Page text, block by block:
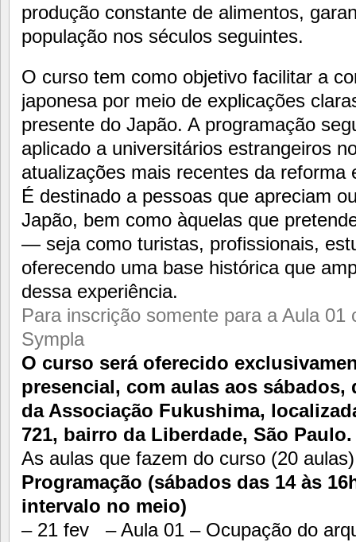
produção constante de alimentos,
população nos séculos seguintes.
O curso tem como objetivo facilitar a
japonesa por meio de explicações
presente do Japão. A programação
aplicado a universitários estrangeiros
atualizações mais recentes da reforma
É destinado a pessoas que apreciam
Japão, bem como àquelas que
— seja como turistas, profissionais,
oferecendo uma base histórica que
dessa experiência.
Para inscrição somente para a Aula 01
Sympla
O curso será oferecido
presencial, com aulas aos sábados,
da Associação Fukushima,
721, bairro da Liberdade, São Paulo.
As aulas que fazem do curso (20
Programação (sábados das 14 às
intervalo no meio)
– 21 fev – Aula 01 – Ocupação do